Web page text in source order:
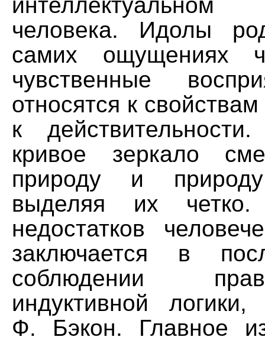
человека. Идолы
самих ощущениях
чувственные
относятся к
к
кривое зеркало
природу и
выделяя их четко.
недостатков
заключается в
соблюдении
индуктивной
Ф. Бэкон. Главное